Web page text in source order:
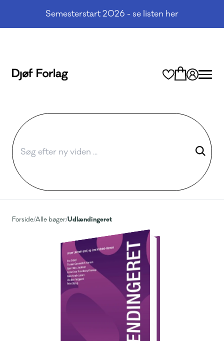
Semesterstart 2026 - se listen her
Forside/Alle bøger/Udlændingeret